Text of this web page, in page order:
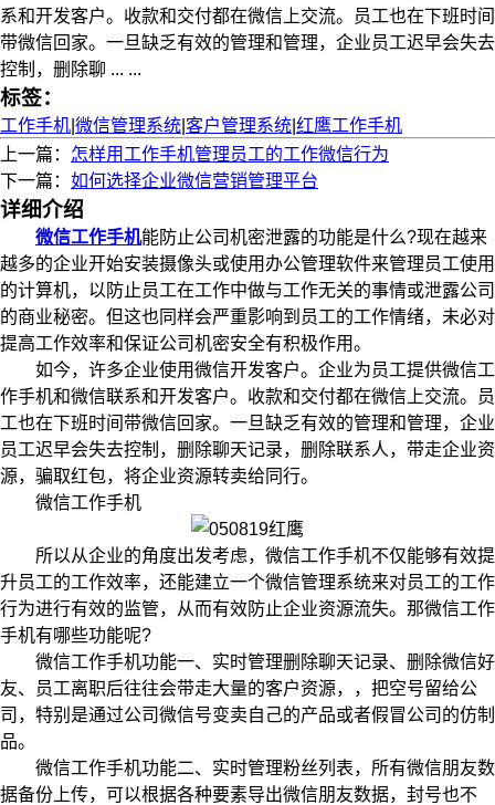
系和开发客户。收款和交付都在微信上交流。员工也在下班时间
带微信回家。一旦缺乏有效的管理和管理，企业员工迟早会失去
控制，删除聊 ... ...
标签：
工作手机 微信管理系统 客户管理系统 红鹰工作手机
上一篇： 怎样用工作手机管理员工的工作微信行为
下一篇： 如何选择企业微信营销管理平台
详细介绍
微信工作手机能防止公司机密泄露的功能是什么?现在越来
越多的企业开始安装摄像头或使用办公管理软件来管理员工使用
的计算机，以防止员工在工作中做与工作无关的事情或泄露公司
的商业秘密。但这也同样会严重影响到员工的工作情绪，未必对
提高工作效率和保证公司机密安全有积极作用。
如今，许多企业使用微信开发客户。企业为员工提供微信工
作手机和微信联系和开发客户。收款和交付都在微信上交流。员
工也在下班时间带微信回家。一旦缺乏有效的管理和管理，企业
员工迟早会失去控制，删除聊天记录，删除联系人，带走企业资
源，骗取红包，将企业资源转卖给同行。
微信工作手机
所以从企业的角度出发考虑，微信工作手机不仅能够有效提
升员工的工作效率，还能建立一个微信管理系统来对员工的工作
行为进行有效的监管，从而有效防止企业资源流失。那微信工作
手机有哪些功能呢?
微信工作手机功能一、实时管理删除聊天记录、删除微信好
友、员工离职后往往会带走大量的客户资源，，把空号留给公
司，特别是通过公司微信号变卖自己的产品或者假冒公司的仿制
品。
微信工作手机功能二、实时管理粉丝列表，所有微信朋友数
据备份上传，可以根据各种要素导出微信朋友数据，封号也不